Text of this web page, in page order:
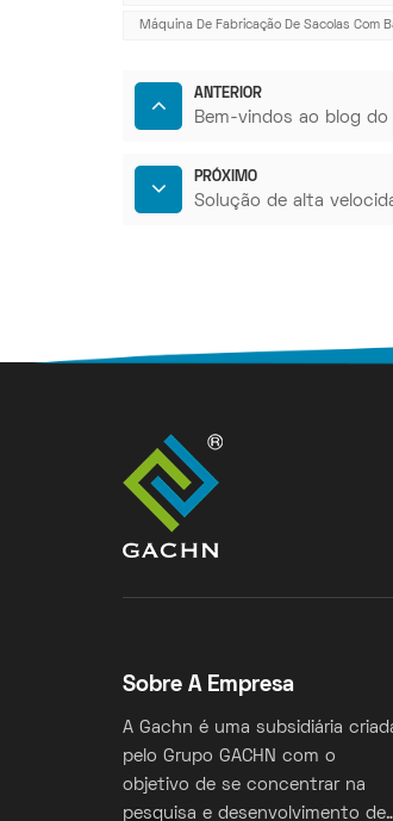
Máquina De Fabricação De Sacolas Com
ANTERIOR
Bem-vindos ao blog do
PRÓXIMO
Solução de alta
Sobre A Empresa
A Gachn é uma subsidiária
pelo Grupo GACHN com o
objetivo de se concentrar na
pesquisa e desenvolvimento de